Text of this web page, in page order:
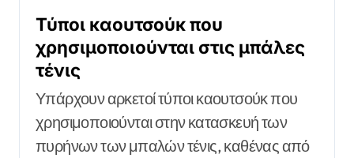
Τύποι καουτσούκ που
χρησιμοποιούνται στις μπάλες
τένις
Υπάρχουν αρκετοί τύποι καουτσούκ που
χρησιμοποιούνται στην κατασκευή των
πυρήνων των μπαλών τένις, καθένας από